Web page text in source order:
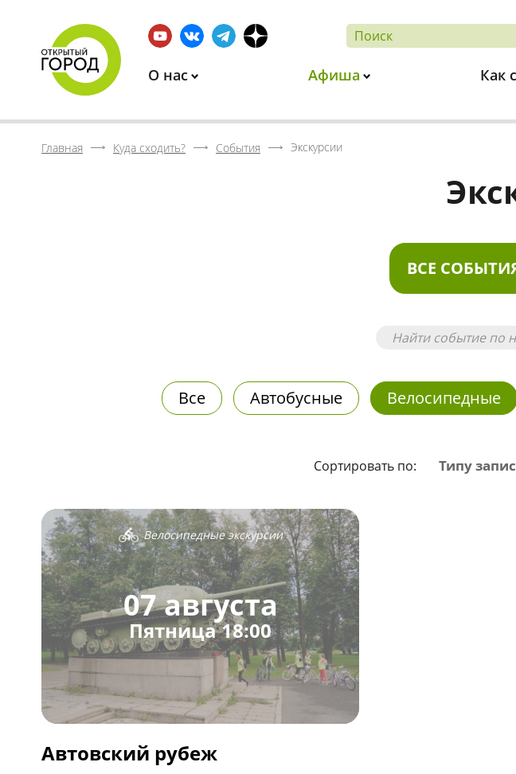
О нас Афиша Как
Главная Куда сходить? События Экскурсии
ВСЕ
Все Автобусные Велосипедные
Сортировать по: Типу
Велосипедные экскурсии
07 августа
Пятница 18:00
Автовский рубеж